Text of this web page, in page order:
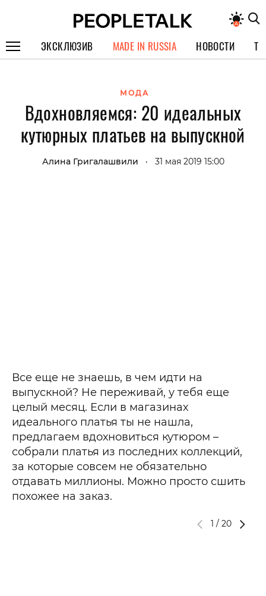
ЭКСКЛЮЗИВ
ИНТЕРВЬЮ
ПОКОЛЕНИЕ
MADE IN RUSSIA НОВОСТИ
МОДА
Вдохновляемся: 20 идеальных
кутюрных платьев на выпускной
Алина Григалашвили • 31 мая 2019 15:00
Все еще не знаешь, в чем идти на
выпускной? Не переживай, у тебя еще
целый месяц. Если в магазинах
идеального платья ты не нашла,
предлагаем вдохновиться кутюром –
собрали платья из последних коллекций,
за которые совсем не обязательно
отдавать миллионы. Можно просто сшить
похожее на заказ.
1 / 20